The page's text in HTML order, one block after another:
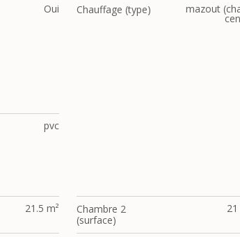
Oui Chauffage (type) mazout
pvc
21.5 m²
Chambre 2
(surface)
21